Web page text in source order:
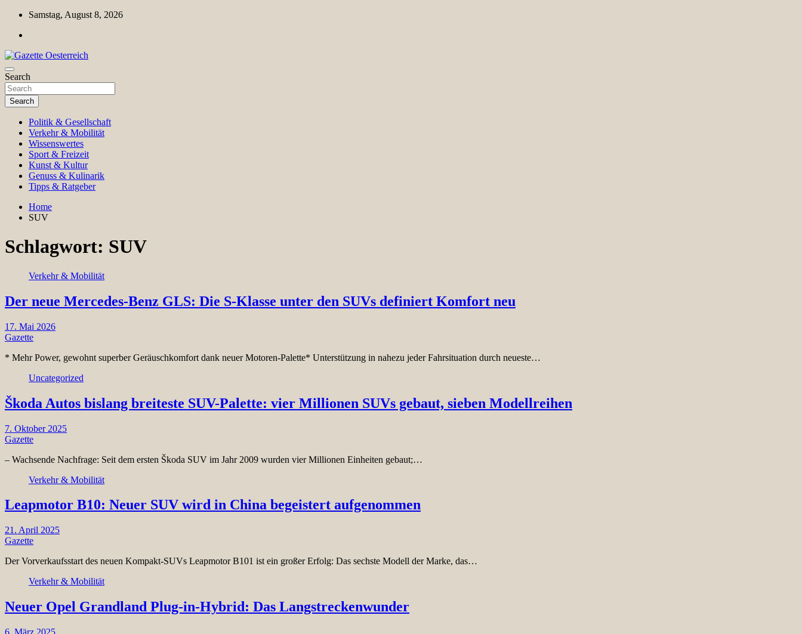
Skip
content
Samstag, August 8, 2026
Gazette Oesterreich
Magazin für Freizeit, Politik, Kultur & Wissenschaft
Search
Search
Politik & Gesellschaft
Verkehr & Mobilität
Wissenswertes
Sport & Freizeit
Kunst & Kultur
Genuss & Kulinarik
Tipps & Ratgeber
Home
SUV
Schlagwort: SUV
Verkehr & Mobilität
Der neue Mercedes-Benz GLS: Die S-Klasse unter den SUVs definiert Komfort neu
17. Mai 2026
Gazette
* Mehr Power, gewohnt superber Geräuschkomfort dank neuer Motoren-Palette* Unterstützung in nahezu jeder Fahrsituation durch neueste…
Uncategorized
Škoda Autos bislang breiteste SUV-Palette: vier Millionen SUVs gebaut, sieben Modellreihen
7. Oktober 2025
Gazette
– Wachsende Nachfrage: Seit dem ersten Škoda SUV im Jahr 2009 wurden vier Millionen Einheiten gebaut;…
Verkehr & Mobilität
Leapmotor B10: Neuer SUV wird in China begeistert aufgenommen
21. April 2025
Gazette
Der Vorverkaufsstart des neuen Kompakt-SUVs Leapmotor B101 ist ein großer Erfolg: Das sechste Modell der Marke, das…
Verkehr & Mobilität
Neuer Opel Grandland Plug-in-Hybrid: Das Langstreckenwunder